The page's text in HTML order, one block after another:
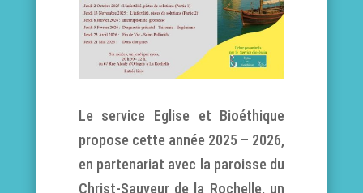
Le service Eglise et Bioéthique
propose cette année 2025 – 2026,
en partenariat avec la paroisse du
Christ-Sauveur de la Rochelle, un